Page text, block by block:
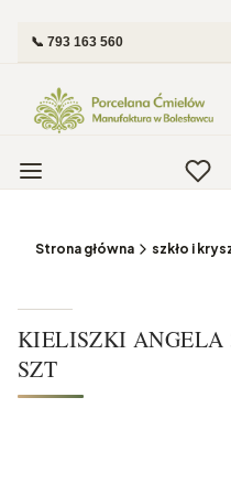
📞 793 163 560
Menu
Strona główna szkło i
KIELISZKI ANGELA
SZT